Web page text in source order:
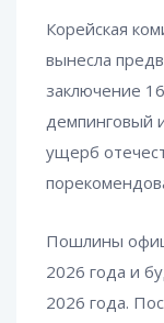
Корейская
вынесла
заключение
демпинговый
ущерб
Пошлины
2026 года и
2026 года.